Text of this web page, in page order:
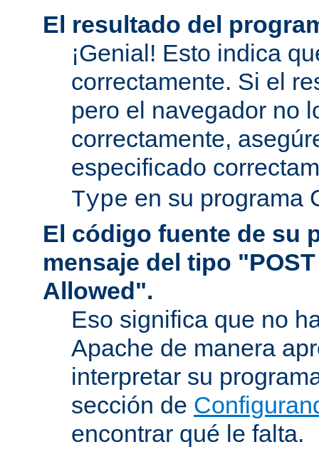
El resultado del
¡Genial! Esto indica
correctamente. Si el
pero el navegador no
correctamente,
especificado
Type en su programa
El código fuente de su
mensaje del tipo
Allowed".
Eso significa que no
Apache de manera
interpretar su
sección de
encontrar qué le falta.